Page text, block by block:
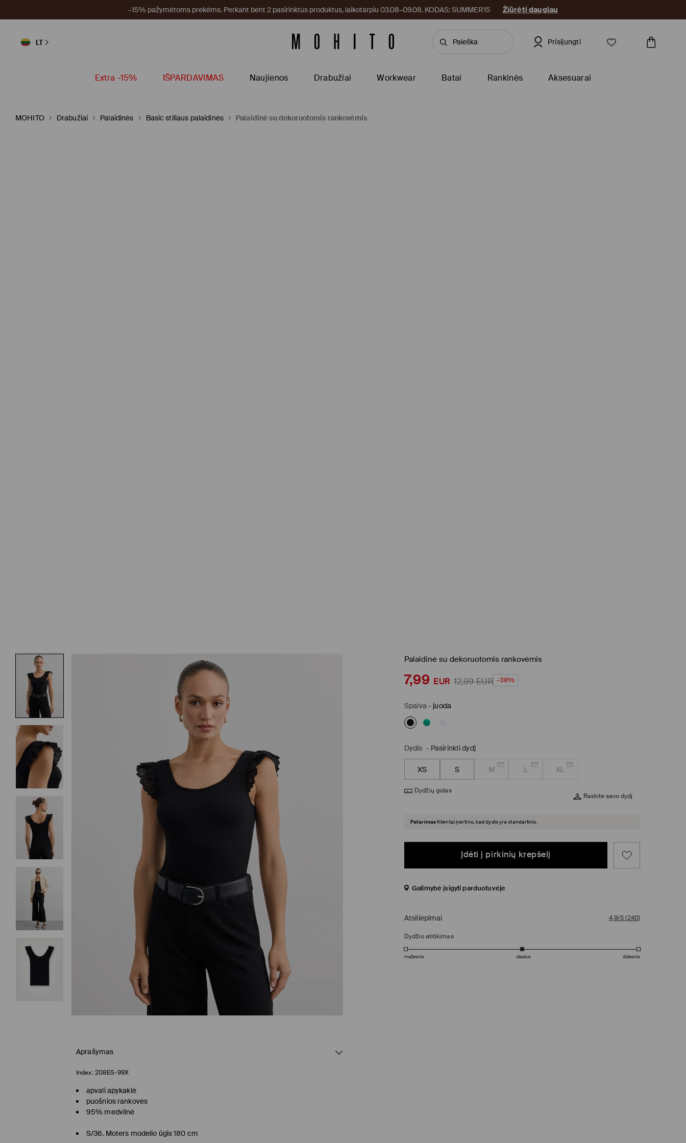
–15% pažymėtoms prekėms. Perkant bent 2 pasirinktus produktus, laikotarpiu 03.08–09.08. KODAS: SUMMER15 Žiūrėti daugiau
LT Prisijungti
Extra -15% IŠPARDAVIMAS Naujienos Drabužiai Workwear Batai Rankinės Aksesuarai
MOHITO Drabužiai Palaidinės Basic stiliaus palaidinės Palaidinė su dekoruotomis rankovėmis
Palaidinė su dekoruotomis rankovėmis
7,99 EUR 12,99EUR -38%
Spalva - juoda
Dydis - Pasirinkti dydį
XS S M L XL
Dydžių gidas
Raskite savo dydį
Patarimas Klientai įvertino, kad dydis yra standartinis.
Įdėti į pirkinių krepšelį
Galimybė įsigyti parduotuvėje
Atsiliepimai 4,9/5(240)
Dydžio atitikimas
mažesnis idealus didesnis
Aprašymas
Index: 208ES-99X
apvali apykaklė
puošnios rankovės
95% medvilnė
S/36. Moters modelio ūgis 180 cm